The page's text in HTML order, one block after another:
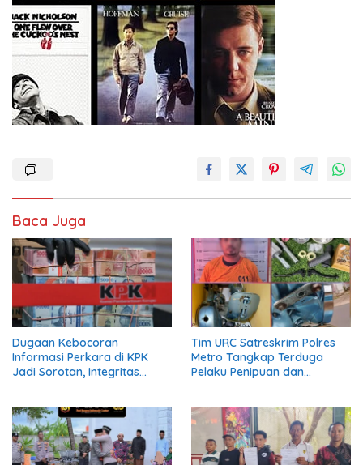
Baca Juga
Dugaan Kebocoran
Informasi Perkara di KPK
Jadi Sorotan, Integritas
Tim URC Satreskrim Polres
Metro Tangkap Terduga
Pelaku Penipuan dan